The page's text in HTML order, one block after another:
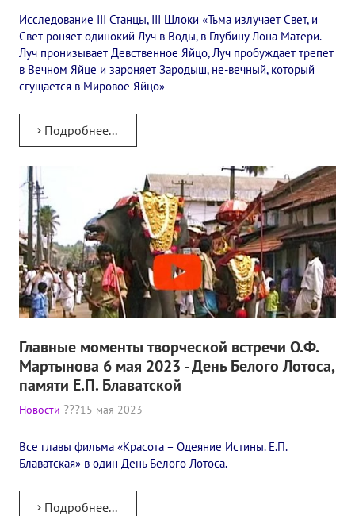
✔️ Заказать книги/журналы
Международный научно-исследовательский Центр, им. Е.П.
Международное теософское издательство «Альбатрос»
Межрегиональные теософские семинары России. Теософский
Международный художественный Конкурс, посвященный Елене
Международный поэтический Конкурс «Елене Петровне
Международный музыкальный Конкурс, посвященный Елене
Выставка «Книжная экспедиция»
Авторское кино Олега Мартынова
Конкурс городов России на право проведения
Памятник Е.П. Блаватской
Олимпиада культуры под Знаменем Мира
МЕЖДУНАРОДНЫЙ ЦЕНТР ТЕОСОФИИ
ШКОЛА ТЕОСОФИИ
Исследование III Станцы, III Шлоки «Тьма излучает Свет, и
Свет роняет одинокий Луч в Воды, в Глубину Лона Матери.
Луч пронизывает Девственное Яйцо, Луч пробуждает трепет
в Вечном Яйце и зароняет Зародыш, не-вечный, который
сгущается в Мировое Яйцо»
Подробнее...
Главные моменты творческой встречи О.Ф.
Мартынова 6 мая 2023 - День Белого Лотоса,
памяти Е.П. Блаватской
Новости 15 мая 2023
Все главы фильма «Красота – Одеяние Истины. Е.П.
Блаватская» в один День Белого Лотоса.
Подробнее...